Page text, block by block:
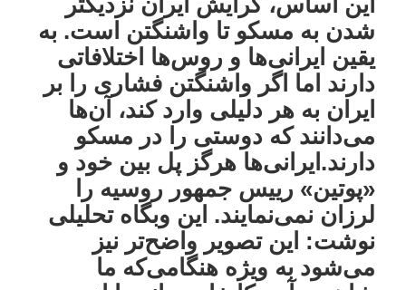
شدن به مسکو تا واشنگتن است. به
یقین ایرانی‌ها و روس‌ها اختلافاتی
دارند اما اگر واشنگتن فشاری را بر
ایران به هر دلیلی وارد کند، آن‌ها
می‌دانند که دوستی را در مسکو
دارند.ایرانی‌ها هرگز پل بین خود و
«پوتین» رییس جمهور روسیه را
لرزان نمی‌نمایند. این وبگاه تحلیلی
نوشت: این تصویر واضح‌تر نیز
می‌شود به ویژه هنگامی‌که ما